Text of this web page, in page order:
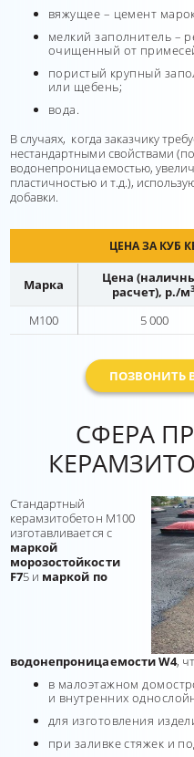
вяжущее – цемент
мелкий заполнитель –
очищенный от
пористый крупный
или щебень;
вода.
В случаях, когда заказчику
нестандартными свойствами
водонепроницаемостью,
пластичностью и т.д.),
добавки.
ЦЕНА ЗА КУБ
Марка
Цена
расчет), р./м
М100 5 000
ПОЗВОНИТЬ
СФЕРА
Стандартный
керамзитобетон М100
изготавливается с
маркой
морозостойкости
F75 и маркой по
водонепроницаемости W4,
в малоэтажном
и внутренних
для изготовления
при заливке стяжек и